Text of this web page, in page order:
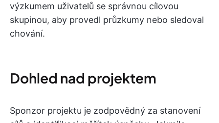
výzkumem uživatelů se správnou cílovou
skupinou, aby provedl průzkumy nebo sledoval
chování.
Dohled nad projektem
Sponzor projektu je zodpovědný za stanovení